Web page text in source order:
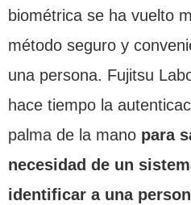
biométrica se ha vuelto
método seguro y
una persona. Fujitsu
hace tiempo la
palma de la mano para
necesidad de un
identificar a una